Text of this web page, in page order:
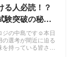
る人必読！？
験突破の秘訣
対策
ジの中島です☺本日
選考が間近に迫る
持っている皆さん